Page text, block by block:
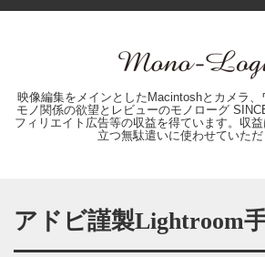
映像編集をメインとしたMacintoshとカメラ、
モノ関係の欲望とレビューのモノローグ
フィリエイト広告等の収益を得ています。収
立つ無駄遣いに使わせていただ
アドビ謹製Lightroom